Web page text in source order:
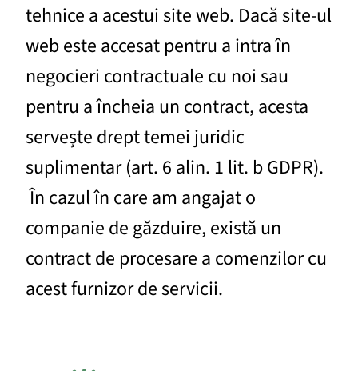
tehnice a acestui site web. Dacă site-ul
web este accesat pentru a intra în
negocieri contractuale cu noi sau
pentru a încheia un contract, acesta
servește drept temei juridic
suplimentar (art. 6 alin. 1 lit. b GDPR).
În cazul în care am angajat o
companie de găzduire, există un
contract de procesare a comenzilor cu
acest furnizor de servicii.